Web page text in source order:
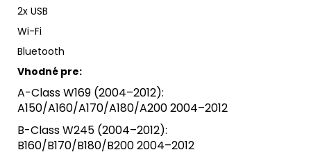
2x USB
Wi-Fi
Bluetooth
Vhodné pre:
A-Class W169 (2004–2012):
A150/A160/A170/A180/A200 2004–2012
B-Class W245 (2004–2012):
B160/B170/B180/B200 2004–2012